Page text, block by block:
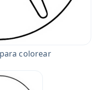
colorear